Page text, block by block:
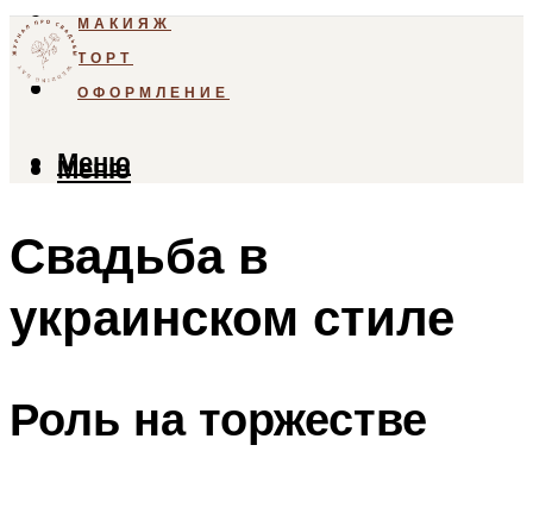
МАКИЯЖ
ТОРТ
ОФОРМЛЕНИЕ
Меню
Меню
Свадьба в
украинском стиле
Роль на торжестве